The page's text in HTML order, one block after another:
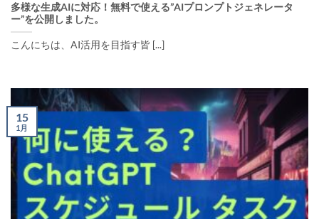
多様な生成AIに対応！無料で使える”AIプロンプトジェネレータ
ー”を公開しました。
こんにちは、AI活用を目指す皆 [...]
15
1月